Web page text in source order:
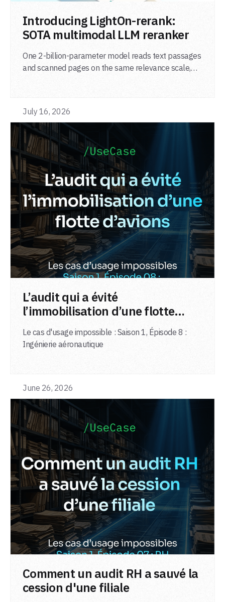
Introducing LightOn-rerank:
SOTA multimodal LLM reranker
One 2-billion-parameter model reads text passages
and scanned pages on the same relevance scale,
July 16, 2026
L’audit qui a évité
l’immobilisation d’une flotte
d’avions
Le cas d'usage impossible : Saison 1, Épisode 8 :
Ingénierie aéronautique
June 26, 2026
Comment un audit RH a sauvé la
cession d'une filiale